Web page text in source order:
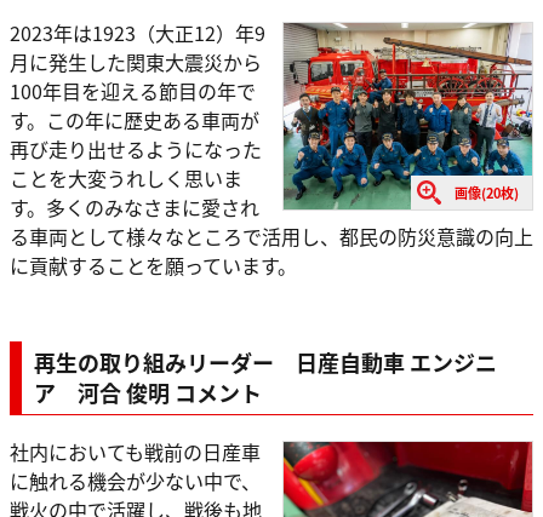
画像(20枚)
2023年は1923（大正12）年9
月に発生した関東大震災から
100年目を迎える節目の年で
す。この年に歴史ある車両が
再び走り出せるようになった
ことを大変うれしく思いま
す。多くのみなさまに愛され
る車両として様々なところで活用し、都民の防災意識の向上
に貢献することを願っています。
再生の取り組みリーダー 日産自動車 エンジニ
ア 河合 俊明 コメント
社内においても戦前の日産車
に触れる機会が少ない中で、
戦火の中で活躍し、戦後も地